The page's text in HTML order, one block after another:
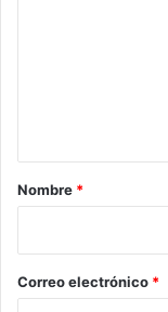
r
*
Nombre *
Correo electrónico *